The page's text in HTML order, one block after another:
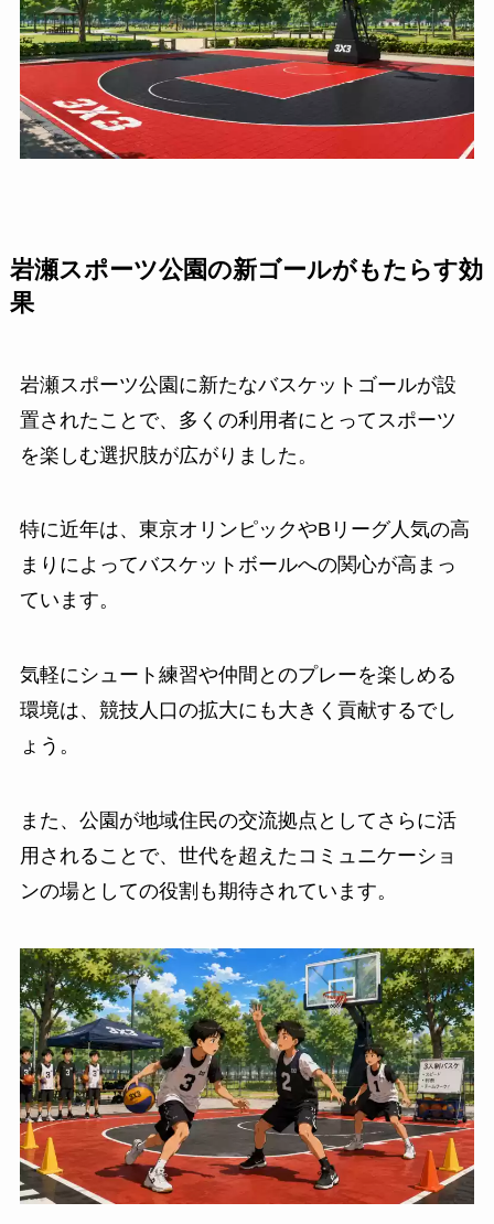
岩瀬スポーツ公園の新ゴールがもたらす効
果
岩瀬スポーツ公園に新たなバスケットゴールが設
置されたことで、多くの利用者にとってスポーツ
を楽しむ選択肢が広がりました。
特に近年は、東京オリンピックやBリーグ人気の高
まりによってバスケットボールへの関心が高まっ
ています。
気軽にシュート練習や仲間とのプレーを楽しめる
環境は、競技人口の拡大にも大きく貢献するでし
ょう。
また、公園が地域住民の交流拠点としてさらに活
用されることで、世代を超えたコミュニケーショ
ンの場としての役割も期待されています。